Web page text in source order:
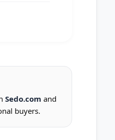
Sedo.com and
buyers.